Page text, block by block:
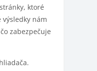
ktoré
nám
zabezpečuje